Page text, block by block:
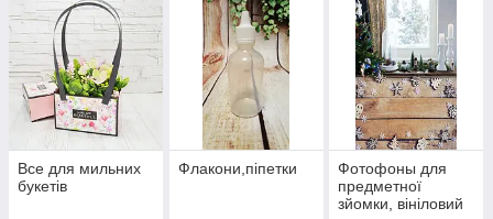
Все для мильних
букетів
Флакони,піпетки
Фотофоны для
предметної
зйомки, вініловий